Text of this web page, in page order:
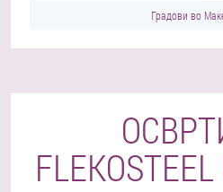
Градови во